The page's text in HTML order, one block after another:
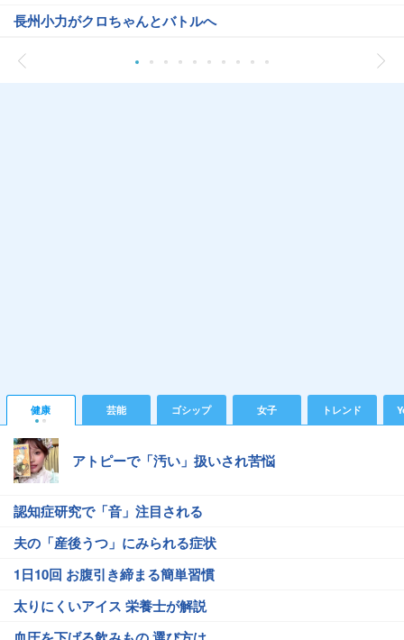
長州小力がクロちゃんとバトルへ
健康 芸能 ゴシップ 女子 トレンド
アトピーで「汚い」扱いされ苦悩
認知症研究で「音」注目される
夫の「産後うつ」にみられる症状
1日10回 お腹引き締まる簡単習慣
太りにくいアイス 栄養士が解説